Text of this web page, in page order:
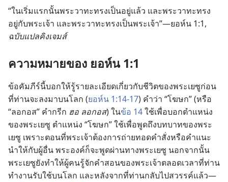
“ใน​เริ่ม​แรก​นั้น​พระ​วาทะ​ทรง​เป็น​อยู่​แล้ว และ​พระ​วาทะ​ทรง​
อยู่​กับ​พระเจ้า และ​พระ​วาทะ​ทรง​เป็น​พระเจ้า”—ยอห์น 1:1,
ฉบับ​แปล​คิงเจมส์
ความ​หมาย​ของ ยอห์น 1:1
ข้อ​คัมภีร์​นี้​บอก​ให้​รู้​ราย​ละเอียด​เกี่ยว​กับ​ชีวิต​ของ​พระ​เยซู​ก่อน​
ที่​ท่าน​จะ​ลง​มา​บน​โลก (ยอห์น 1:14-17) คำ​ว่า “โฆษก” (หรือ
“ลอกอส” คำ​กรีก ฮอ ลอกอส) ใน​ข้อ 14ใช้​เพื่อ​บอก​ตำแหน่ง​
ของ​พระ​เยซู ตำแหน่ง “โฆษก” ใช้​เพื่อ​พูด​ถึง​บทบาท​ของ​พระ​
เยซู เพราะ​ตอน​ที่​พระเจ้า​ต้องการ​ถ่ายทอด​คำ​สั่ง​หรือ​คำ​แนะ​
นำ​ให้​กับ​ผู้​อื่น พระองค์​ก็​จะ​พูด​ผ่าน​ทาง​พระ​เยซู นอก​จาก​นั้น
พระ​เยซู​ยัง​ทำ​ให้​ผู้​คน​รู้​จัก​คำ​สอน​ของ​พระเจ้า​ตลอด​เวลา​ที่​ท่าน​
ทำ​งาน​รับใช้​บน​โลก และ​หลัง​จาก​ที่​ท่าน​กลับ​ไป​สวรรค์​แล้ว—